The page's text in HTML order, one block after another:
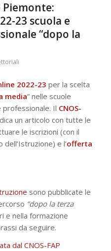
Piemonte:
23 scuola e
“dopo la
2022-23 per la scelta
media” nelle scuole
professionale. Il CNOS-
un articolo con tutte le
le iscrizioni (con il
e l’offerta
sono pubblicate le
“dopo la terza
e nella formazione
da seguire.
dal CNOS-FAP